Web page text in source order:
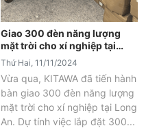
Giao 300 đèn năng lượng
mặt trời cho xí nghiệp tại
Long An
Thứ Hai, 11/11/2024
Vừa qua, KITAWA đã tiến hành
bàn giao 300 đèn năng lượng
mặt trời cho xí nghiệp tại Long
An. Dự tính việc lắp đặt 300...